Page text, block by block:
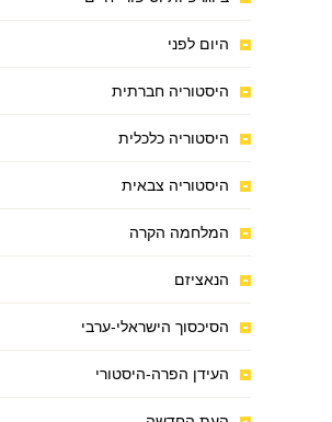
היום לפני
היסטוריה חברתית
היסטוריה כלכלית
היסטוריה צבאית
המלחמה הקרה
הנאציזם
הסיכסוך הישראלי-ערבי
העידן הפרה-היסטורי